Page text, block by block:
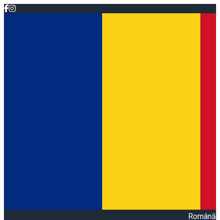
Română